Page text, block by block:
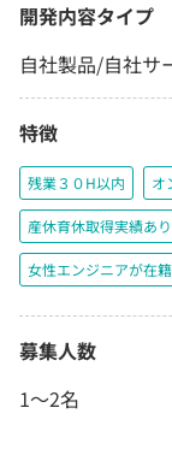
開発内容タイプ
自社製品/自社サ
特徴
残業３０H以内 オ
産休育休取得実績あり
女性エンジニアが在籍
募集人数
1〜2名